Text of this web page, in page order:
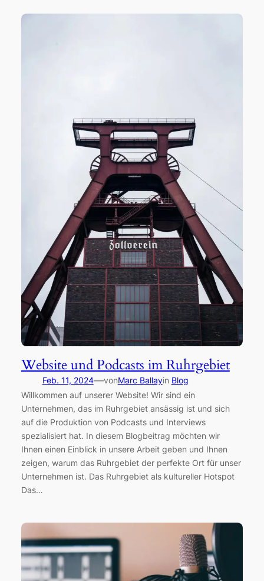
Website und Podcasts im Ruhrgebiet
Feb. 11, 2024—vonMarc Ballayin Blog
Willkommen auf unserer Website! Wir sind ein
Unternehmen, das im Ruhrgebiet ansässig ist und sich
auf die Produktion von Podcasts und Interviews
spezialisiert hat. In diesem Blogbeitrag möchten wir
Ihnen einen Einblick in unsere Arbeit geben und Ihnen
zeigen, warum das Ruhrgebiet der perfekte Ort für unser
Unternehmen ist. Das Ruhrgebiet als kultureller Hotspot
Das…